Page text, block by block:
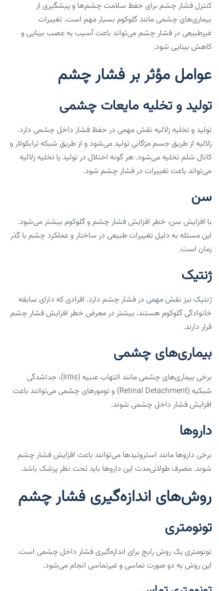
کنترل فشار چشم برای حفظ سلامت چشم‌ها و پیشگیری از
بیماری‌های چشمی مانند گلوکوم بسیار مهم است. تغییرات
غیرطبیعی در فشار چشم می‌تواند باعث آسیب به عصب بینایی و
کاهش بینایی شود.
عوامل مؤثر بر فشار چشم
تولید و تخلیه مایعات چشمی
تولید و تخلیه زلالیه نقش مهمی در حفظ فشار داخل چشمی دارد.
زلالیه از طریق جسم مژگانی تولید می‌شود و از طریق شبکه ترابکولار و
کانال شلم تخلیه می‌شود. هر گونه اختلال در تولید یا تخلیه زلالیه
می‌تواند باعث تغییرات در فشار چشم شود.
سن
با افزایش سن، خطر افزایش فشار چشم و گلوکوم بیشتر می‌شود.
این مسئله به دلیل تغییرات طبیعی در ساختار و عملکرد چشم با گذر
زمان است.
ژنتیک
ژنتیک نیز نقش مهمی در فشار چشم دارد. افرادی که دارای سابقه
خانوادگی گلوکوم هستند، بیشتر در معرض خطر افزایش فشار چشم
قرار دارند.
بیماری‌های چشمی
برخی بیماری‌های چشمی مانند التهاب عنبیه (Iritis)، جداشدگی
شبکیه (Retinal Detachment) و تومورهای چشمی می‌توانند باعث
افزایش فشار داخل چشمی شوند.
داروها
برخی داروها مانند استروئیدها می‌توانند باعث افزایش فشار چشم
شوند. مصرف طولانی‌مدت این داروها باید تحت نظر پزشک باشد.
روش‌های اندازه‌گیری فشار چشم
تونومتری
تونومتری یک روش رایج برای اندازه‌گیری فشار داخل چشمی است.
این روش به دو صورت تماسی و غیرتماسی انجام می‌شود.